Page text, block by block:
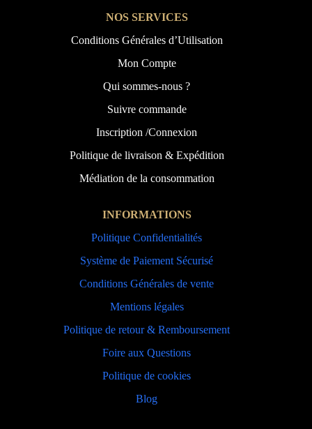
NOS SERVICES
Conditions Générales d’Utilisation
Mon Compte
Qui sommes-nous ?
Suivre commande
Inscription /Connexion
Politique de livraison & Expédition
Médiation de la consommation
INFORMATIONS
Politique Confidentialités
Système de Paiement Sécurisé
Conditions Générales de vente
Mentions légales
Politique de retour & Remboursement
Foire aux Questions
Politique de cookies
Blog